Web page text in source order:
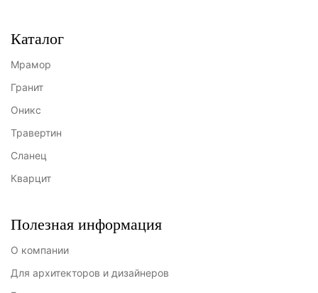
Каталог
Мрамор
Гранит
Оникс
Травертин
Сланец
Кварцит
Полезная информация
О компании
Для архитекторов и дизайнеров